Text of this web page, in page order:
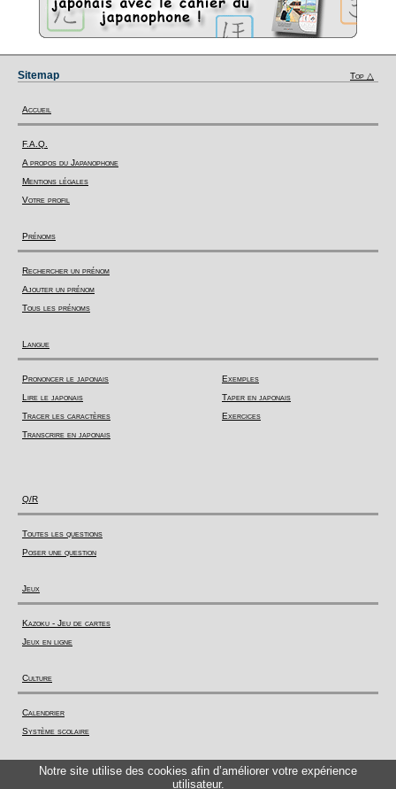
Notre site utilise des cookies afin d’améliorer votre expérience
utilisateur.
Sitemap Top △
Accueil
F.A.Q.
A propos du Japanophone
Mentions légales
Votre profil
Prénoms
Rechercher un prénom
Ajouter un prénom
Tous les prénoms
Langue
Prononcer le japonais
Lire le japonais
Tracer les caractères
Transcrire en japonais
Exemples
Taper en japonais
Exercices
Q/R
Toutes les questions
Poser une question
Jeux
Kazoku - Jeu de cartes
Jeux en ligne
Culture
Calendrier
Système scolaire
Actualité